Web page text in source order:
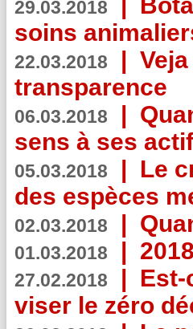
29.03.2018
soins
22.03.2018 |
transparence
06.03.2018 |
sens à ses
05.03.2018 | Le
des espèces
02.03.2018 |
01.03.2018 |
27.02.2018 |
viser le zéro